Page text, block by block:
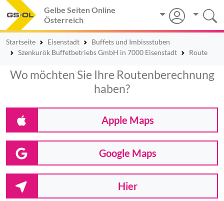
Gelbe Seiten Online
Österreich
Startseite Eisenstadt
Buffets und Imbissstuben
Szenkurök Buffetbetriebs GmbH in 7000 Eisenstadt
Route
Wo möchten Sie Ihre Routenberechnung
haben?
Apple Maps
Google Maps
Hier